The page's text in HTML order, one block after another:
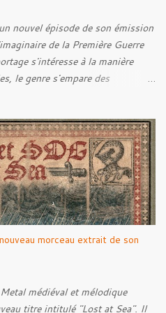
nouvel épisode de son émission
de la Première Guerre
s'intéresse à la manière
le genre s'empare des
la rencontre de Noise (
( 1914 ), qui reviennent sur
mondiale. Le documentaire
Kristian "Kohle"
de 1914 , ainsi qu'à l'historien
des blindés de Munster,
place des images de guerre
du Metal. Le reportage est à
morceau extrait de son
médiéval et mélodique
titre intitulé "Lost at Sea". Il